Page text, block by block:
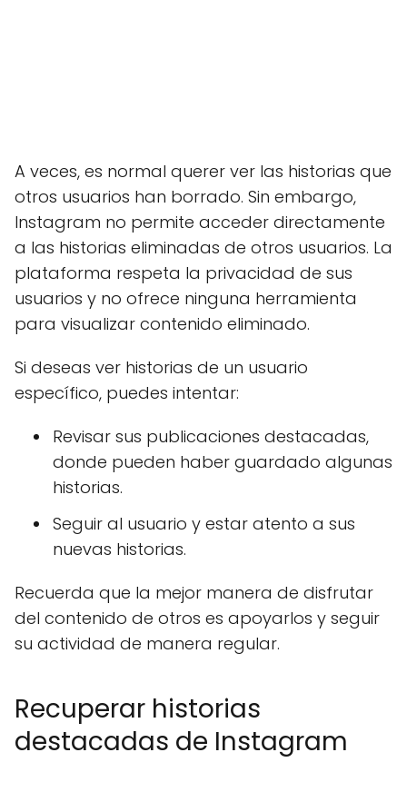
A veces, es normal querer ver las historias que
otros usuarios han borrado. Sin embargo,
Instagram no permite acceder directamente
a las historias eliminadas de otros usuarios. La
plataforma respeta la privacidad de sus
usuarios y no ofrece ninguna herramienta
para visualizar contenido eliminado.
Si deseas ver historias de un usuario
específico, puedes intentar:
Revisar sus publicaciones destacadas,
donde pueden haber guardado algunas
historias.
Seguir al usuario y estar atento a sus
nuevas historias.
Recuerda que la mejor manera de disfrutar
del contenido de otros es apoyarlos y seguir
su actividad de manera regular.
Recuperar historias
destacadas de Instagram